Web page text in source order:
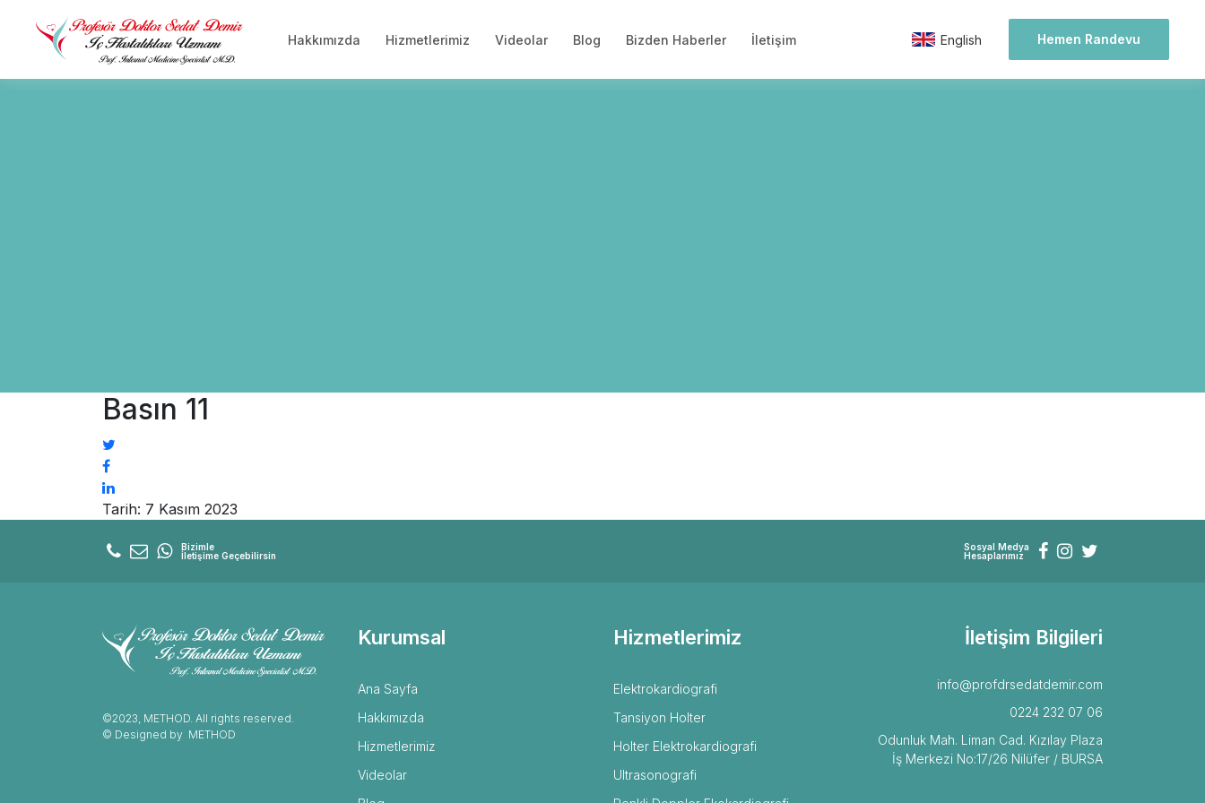
Hakkımızda Hizmetlerimiz Videolar Blog Bizden Haberler İletişim English Hemen Randevu
Basın 11
Tarih: 7 Kasım 2023
Bizimle
İletişime Geçebilirsin
Sosyal Medya
Hesaplarımız
©2023, METHOD. All rights reserved.
© Designed by METHOD
Kurumsal
Ana Sayfa
Hakkımızda
Hizmetlerimiz
Videolar
Hizmetlerimiz
Elektrokardiografi
Tansiyon Holter
Holter Elektrokardiografi
Ultrasonografi
İletişim Bilgileri
info@profdrsedatdemir.com
0224 232 07 06
Odunluk Mah. Liman Cad. Kızılay Plaza
İş Merkezi No:17/26 Nilüfer / BURSA